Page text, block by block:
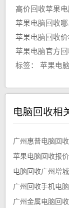
高价回收苹果电
苹果电脑回收
苹果电脑回收
苹果电脑官方
标签：
苹果电
电脑回收相
广州惠普电脑回
苹果电脑回收报
电脑回收广州增
广州回收手机电
广州金属电脑回